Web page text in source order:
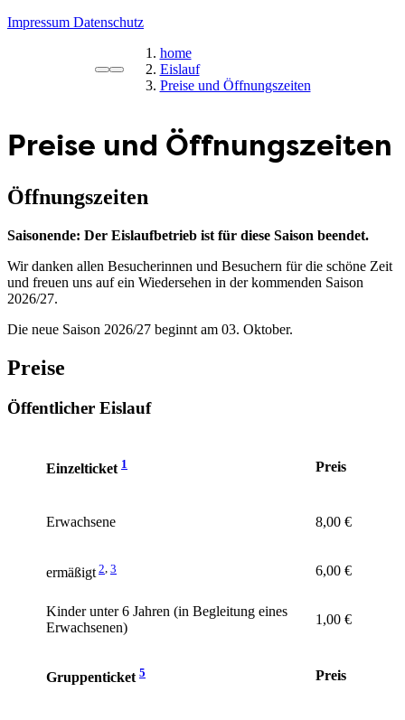
Impressum Datenschutz
home
Eislauf
Preise und Öffnungszeiten
Preise und Öffnungszeiten
Öffnungszeiten
Saisonende: Der Eislaufbetrieb ist für diese Saison beendet.
Wir danken allen Besucherinnen und Besuchern für die schöne Zeit
und freuen uns auf ein Wiedersehen in der kommenden Saison
2026/27.
Die neue Saison 2026/27 beginnt am 03. Oktober.
Preise
Öffentlicher Eislauf
Einzelticket 1 Preis
Erwachsene 8,00 €
ermäßigt 2, 3 6,00 €
Kinder unter 6 Jahren (in Begleitung eines
Erwachsenen)
1,00 €
Gruppenticket 5 Preis